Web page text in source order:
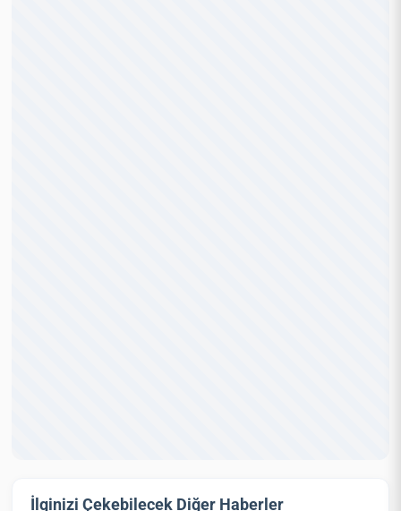
İlginizi Çekebilecek Diğer Haberler